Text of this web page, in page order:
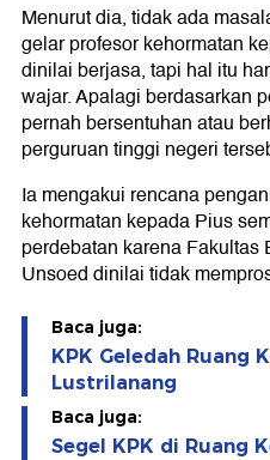
Menurut dia, tidak ada
gelar profesor kehormatan
dinilai berjasa, tapi hal itu
wajar. Apalagi berdasarkan
pernah bersentuhan atau
perguruan tinggi negeri
Ia mengakui rencana
kehormatan kepada Pius
perdebatan karena
Unsoed dinilai tidak
Baca juga:
KPK Geledah Ruang
Lustrilanang
Baca juga:
Segel KPK di Ruang